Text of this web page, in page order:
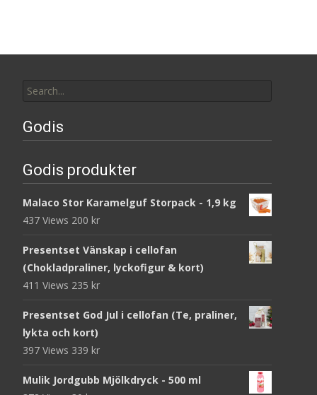
for:
Godis
Godis produkter
Malaco Stor Karamelguf Storpack - 1,9 kg
437 Views 200 kr
Presentset Vänskap i cellofan
(Chokladpraliner, lyckofigur & kort)
411 Views 235 kr
Presentset God Jul i cellofan (Te, praliner,
lykta och kort)
397 Views 339 kr
Mulik Jordgubb Mjölkdryck - 500 ml